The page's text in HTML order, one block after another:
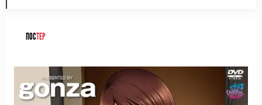
ПОСТЕР